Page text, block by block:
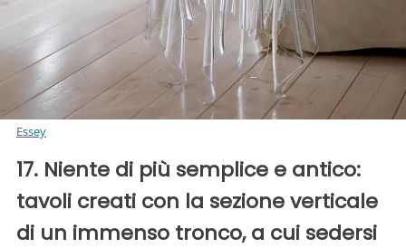
Essey
17. Niente di più semplice e antico:
tavoli creati con la sezione verticale
di un immenso tronco, a cui sedersi